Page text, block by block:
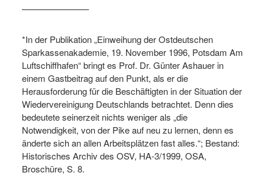
———————–
*In der Publikation „Einweihung der Ostdeutschen
Sparkassenakademie, 19. November 1996, Potsdam Am
Luftschiffhafen“ bringt es Prof. Dr. Günter Ashauer in
einem Gastbeitrag auf den Punkt, als er die
Herausforderung für die Beschäftigten in der Situation der
Wiedervereinigung Deutschlands betrachtet. Denn dies
bedeutete seinerzeit nichts weniger als „die
Notwendigkeit, von der Pike auf neu zu lernen, denn es
änderte sich an allen Arbeitsplätzen fast alles.“; Bestand:
Historisches Archiv des OSV, HA-3/1999, OSA,
Broschüre, S. 8.